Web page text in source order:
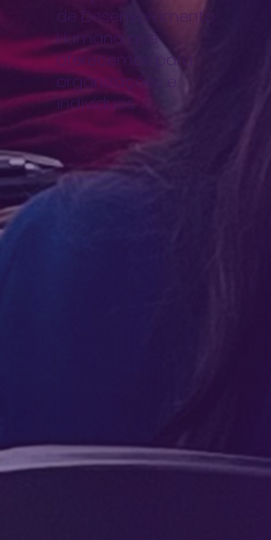
de Desenvolvimento
Humano que
oferecemos para
organizações e
indivíduos